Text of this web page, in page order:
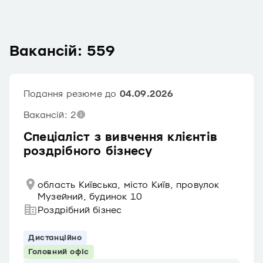
Вакансій: 559
Спеціаліст з вивчення клієнтів
роздрібного бізнесу
Подання резюме до 04.09.2026
Вакансій: 2
область Київська, місто Київ, провулок
Музейний, будинок 10
Роздрібний бізнес
Дистанційно
Головний офіс